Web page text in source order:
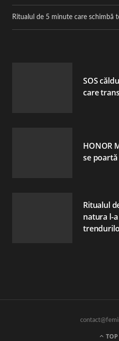
Ritualul de 5 minute care schimbă
SOS
care
HONOR
se poartă
Ritualul
natura l-
TOP